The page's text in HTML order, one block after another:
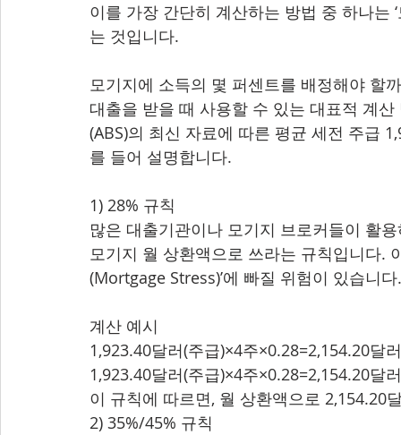
이를 가장 간단히 계산하는 방법 중 하나는
는 것입니다.
모기지에 소득의 몇 퍼센트를 배정해야 할
대출을 받을 때 사용할 수 있는 대표적 계
(ABS)의 최신 자료에 따른 평균 세전 주급
를 들어 설명합니다.
1) 28% 규칙
많은 대출기관이나 모기지 브로커들이 활
모기지 월 상환액으로 쓰라는 규칙입니다.
(Mortgage Stress)’에 빠질 위험이 있습니다.
계산 예시
1,923.40달러(주급)×4주×0.28=2,154.20달
1,923.40달러(주급)×4주×0.28=2,154.20달
이 규칙에 따르면, 월 상환액으로 2,154.20
2) 35%/45% 규칙